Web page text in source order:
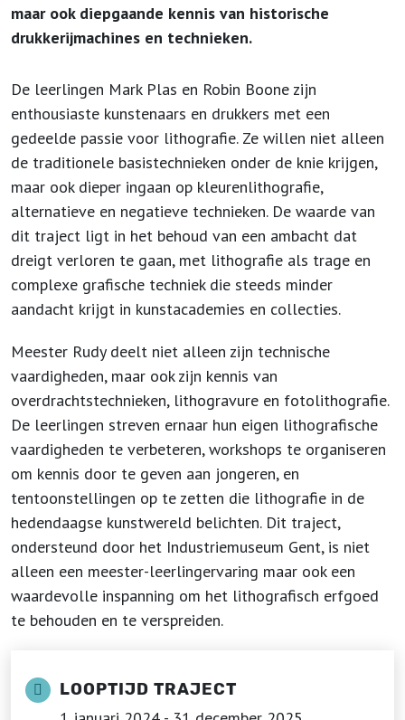
maar ook diepgaande kennis van historische
drukkerijmachines en technieken.
De leerlingen Mark Plas en Robin Boone zijn
enthousiaste kunstenaars en drukkers met een
gedeelde passie voor lithografie. Ze willen niet alleen
de traditionele basistechnieken onder de knie krijgen,
maar ook dieper ingaan op kleurenlithografie,
alternatieve en negatieve technieken. De waarde van
dit traject ligt in het behoud van een ambacht dat
dreigt verloren te gaan, met lithografie als trage en
complexe grafische techniek die steeds minder
aandacht krijgt in kunstacademies en collecties.
Meester Rudy deelt niet alleen zijn technische
vaardigheden, maar ook zijn kennis van
overdrachtstechnieken, lithogravure en fotolithografie.
De leerlingen streven ernaar hun eigen lithografische
vaardigheden te verbeteren, workshops te organiseren
om kennis door te geven aan jongeren, en
tentoonstellingen op te zetten die lithografie in de
hedendaagse kunstwereld belichten. Dit traject,
ondersteund door het Industriemuseum Gent, is niet
alleen een meester-leerlingervaring maar ook een
waardevolle inspanning om het lithografisch erfgoed
te behouden en te verspreiden.
LOOPTIJD TRAJECT